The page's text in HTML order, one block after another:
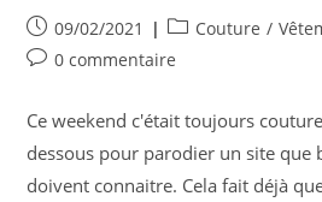
Publication
publiée :
09/02/2021
Post
category:
Couture /
Commentaires
la
publication :
0 commentaire
Ce weekend c'était toujours
dessous pour parodier un site que
doivent connaitre. Cela fait déjà